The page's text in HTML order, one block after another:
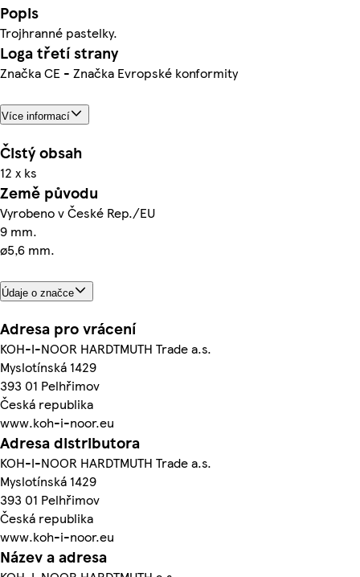
Popis
Trojhranné pastelky.
Loga třetí strany
Značka CE - Značka Evropské konformity
Více informací
Čistý obsah
12 x ks
Země původu
Vyrobeno v České Rep./EU
9 mm.
ø5,6 mm.
Údaje o značce
Adresa pro vrácení
KOH-­I-­NOOR HARDTMUTH Trade a.s.
Myslotínská 1429
393 01 Pelhřimov
Česká republika
www.koh-­i­-noor.eu
Adresa distributora
KOH-­I-­NOOR HARDTMUTH Trade a.s.
Myslotínská 1429
393 01 Pelhřimov
Česká republika
www.koh-­i­-noor.eu
Název a adresa